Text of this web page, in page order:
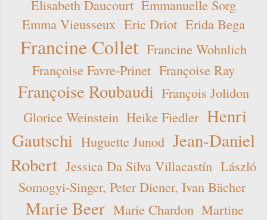
Elisabeth Daucourt Emmanuelle Sorg
Emma Vieusseux Eric Driot Erida Bega
Francine Collet Francine Wohnlich
Françoise Favre-Prinet Françoise Ray
Françoise Roubaudi François Jolidon
Glorice Weinstein Heike Fiedler Henri
Gautschi Huguette Junod Jean-Daniel
Robert Jessica Da Silva Villacastín László
Somogyi-Singer, Peter Diener, Ivan Bächer
Marie Beer Marie Chardon Martine